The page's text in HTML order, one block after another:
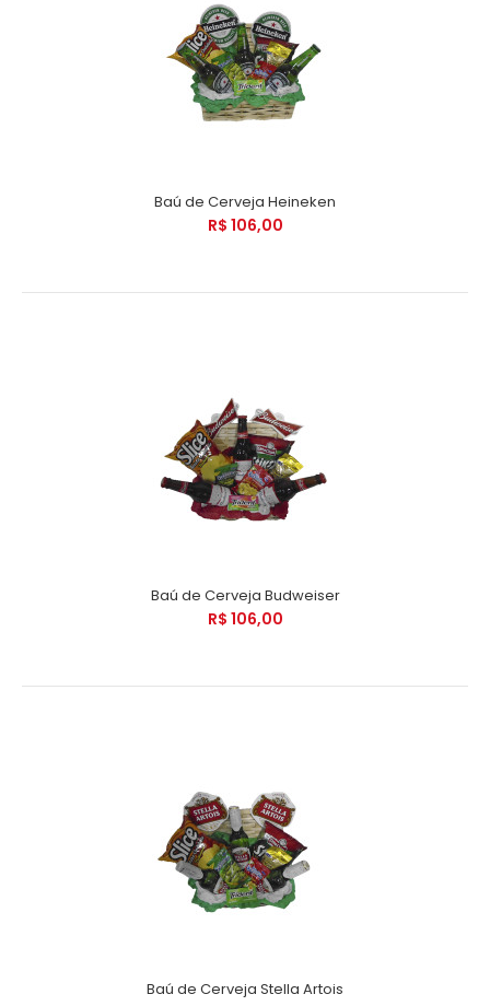
Baú de Cerveja Heineken
R$ 106,00
Baú de Cerveja Budweiser
R$ 106,00
Baú de Cerveja Stella Artois